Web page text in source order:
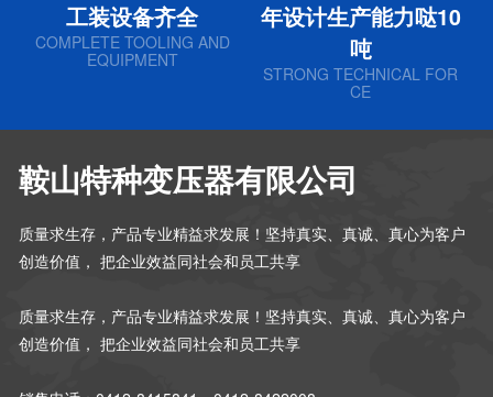
工装设备齐全
COMPLETE TOOLING AND
EQUIPMENT
年设计生产能力哒10
吨
STRONG TECHNICAL FOR
CE
鞍山特种变压器有限公司
质量求生存，产品专业精益求发展！坚持真实、真诚、真心为客户
创造价值， 把企业效益同社会和员工共享
质量求生存，产品专业精益求发展！坚持真实、真诚、真心为客户
创造价值， 把企业效益同社会和员工共享